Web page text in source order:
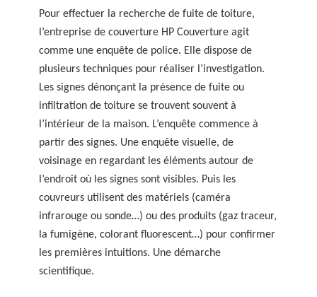
Pour effectuer la recherche de fuite de toiture,
l’entreprise de couverture HP Couverture agit
comme une enquête de police. Elle dispose de
plusieurs techniques pour réaliser l’investigation.
Les signes dénonçant la présence de fuite ou
infiltration de toiture se trouvent souvent à
l’intérieur de la maison. L’enquête commence à
partir des signes. Une enquête visuelle, de
voisinage en regardant les éléments autour de
l’endroit où les signes sont visibles. Puis les
couvreurs utilisent des matériels (caméra
infrarouge ou sonde…) ou des produits (gaz traceur,
la fumigène, colorant fluorescent…) pour confirmer
les premières intuitions. Une démarche
scientifique.